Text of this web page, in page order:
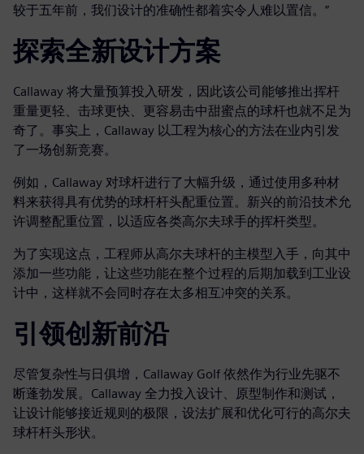
较于五年前，我们设计的准确性都着实令人难以置信。”
探索全新设计方案
Callaway 将大量预算投入研发，因此该公司能够推出挥杆
重量更轻、击球更快、更容易击中甜蜜点的球杆也就不足为
奇了。事实上，Callaway 以工程为核心的方法在业内引发
了一场创新竞赛。
例如，Callaway 对球杆进行了大幅升级，通过使用多种材
料来获得具有优势的球杆杆头配重位置。新兴的前沿技术允
许调整配重位置，以适应各类高尔夫球手的挥杆类型。
为了实现这点，工程师从高尔夫球杆的主模型入手，向其中
添加一些功能，让这些功能在整个过程的后期加载到工业设
计中，这样就不会同时存在太多相互冲突的关系。
引领创新前沿
尽管复杂性与日俱增，Callaway Golf 依然作为行业先驱不
断蓬勃发展。Callaway 全力投入设计、原型制作和测试，
让设计能够接近规则的极限，设法扩展和优化可行的高尔夫
球杆杆头形状。